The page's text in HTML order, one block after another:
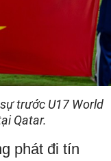
trước U17 World
Qatar.
phát đi tín